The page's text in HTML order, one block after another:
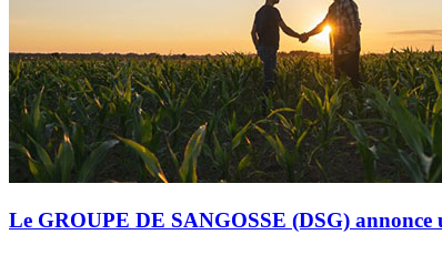
Le GROUPE DE SANGOSSE (DSG)